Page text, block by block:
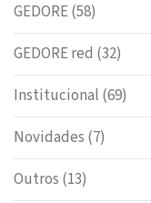
GEDORE(58)
GEDORE red (32)
Institucional (69)
Novidades (7)
Outros (13)